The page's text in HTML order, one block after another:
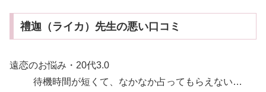
禮迦（ライカ）先生の悪い口コミ
遠恋のお悩み・20代3.0
待機時間が短くて、なかなか占ってもらえない…